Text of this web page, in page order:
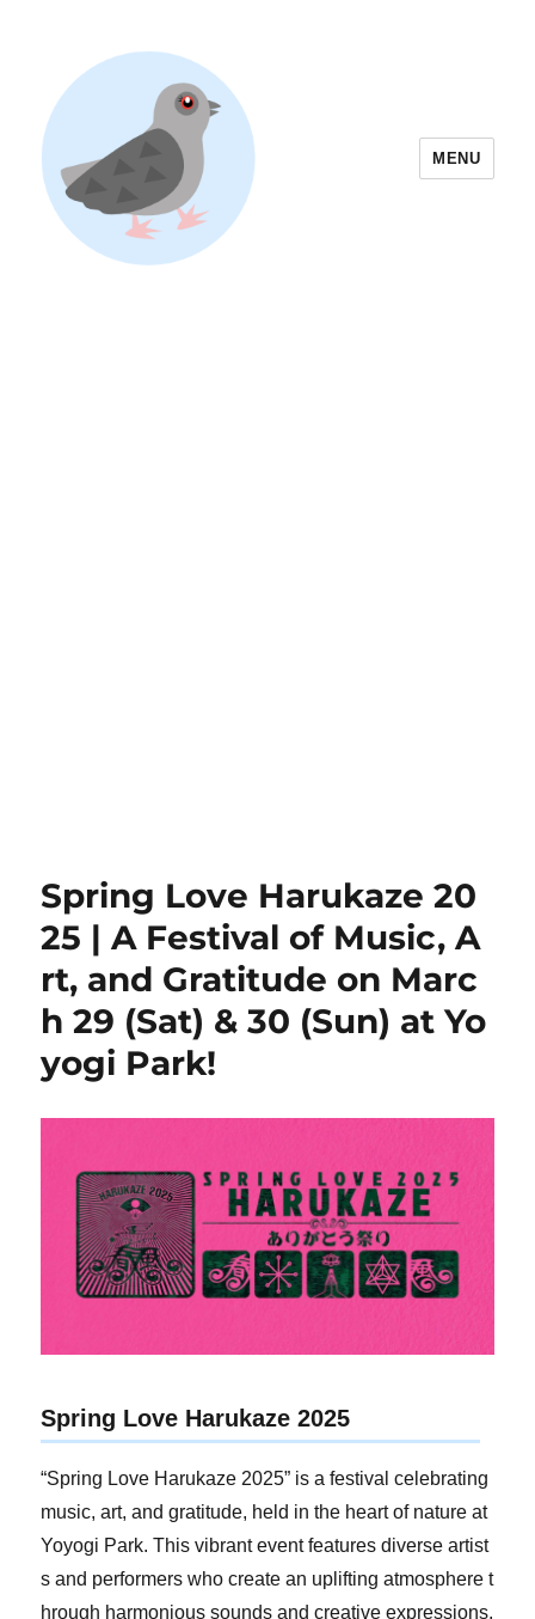
MENU
Spring Love Harukaze 20
25 | A Festival of Music, A
rt, and Gratitude on Marc
h 29 (Sat) & 30 (Sun) at Yo
yogi Park!
Spring Love Harukaze 2025
“Spring Love Harukaze 2025” is a festival celebrating
music, art, and gratitude, held in the heart of nature at
Yoyogi Park. This vibrant event features diverse artist
s and performers who create an uplifting atmosphere t
hrough harmonious sounds and creative expressions.